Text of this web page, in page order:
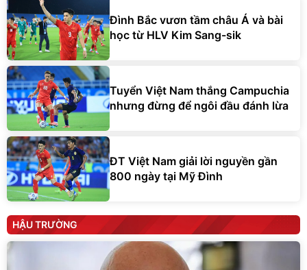
Đình Bắc vươn tầm châu Á và bài
học từ HLV Kim Sang-sik
Tuyển Việt Nam thắng Campuchia
nhưng đừng để ngôi đầu đánh lừa
ĐT Việt Nam giải lời nguyền gần
800 ngày tại Mỹ Đình
HẬU TRƯỜNG